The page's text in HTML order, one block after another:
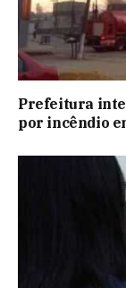
Prefeitura
por incêndio